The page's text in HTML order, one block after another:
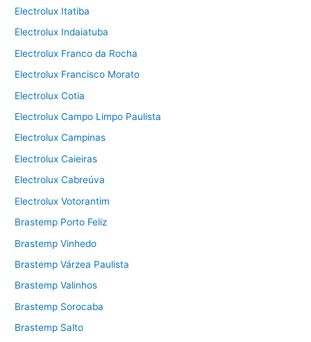
Electrolux Itatiba
Electrolux Indaiatuba
Electrolux Franco da Rocha
Electrolux Francisco Morato
Electrolux Cotia
Electrolux Campo Limpo Paulista
Electrolux Campinas
Electrolux Caieiras
Electrolux Cabreúva
Electrolux Votorantim
Brastemp Porto Feliz
Brastemp Vinhedo
Brastemp Várzea Paulista
Brastemp Valinhos
Brastemp Sorocaba
Brastemp Salto